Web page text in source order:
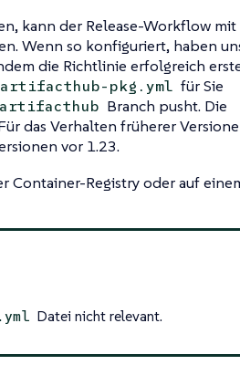
kann der Release-Workflow mit
Wenn so konfiguriert, haben
die Richtlinie erfolgreich
artifacthub-pkg.yml für Sie
artifacthub Branch pusht. Die
das Verhalten früherer
vor 1.23.
Container-Registry oder auf
Datei nicht relevant.